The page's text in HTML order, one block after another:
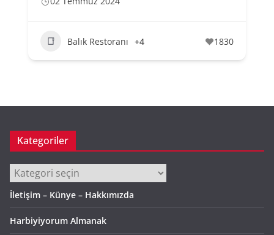
Balık Restoranı +4 1830
Kategoriler
Kategoriler
İletişim – Künye – Hakkımızda
Harbiyiyorum Almanak